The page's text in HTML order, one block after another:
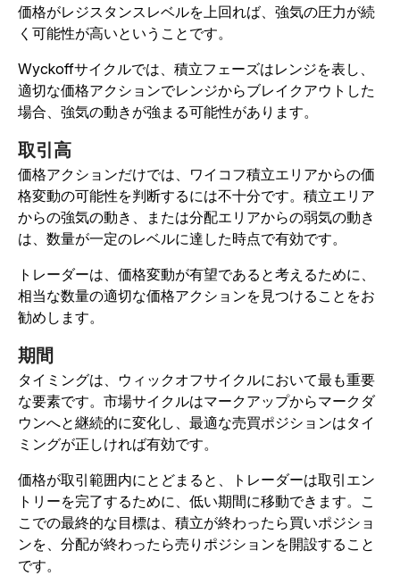
価格がレジスタンスレベルを上回れば、強気の圧力が続
く可能性が高いということです。
Wyckoffサイクルでは、積立フェーズはレンジを表し、
適切な価格アクションでレンジからブレイクアウトした
場合、強気の動きが強まる可能性があります。
取引高
価格アクションだけでは、ワイコフ積立エリアからの価
格変動の可能性を判断するには不十分です。積立エリア
からの強気の動き、または分配エリアからの弱気の動き
は、数量が一定のレベルに達した時点で有効です。
トレーダーは、価格変動が有望であると考えるために、
相当な数量の適切な価格アクションを見つけることをお
勧めします。
期間
タイミングは、ウィックオフサイクルにおいて最も重要
な要素です。市場サイクルはマークアップからマークダ
ウンへと継続的に変化し、最適な売買ポジションはタイ
ミングが正しければ有効です。
価格が取引範囲内にとどまると、トレーダーは取引エン
トリーを完了するために、低い期間に移動できます。こ
こでの最終的な目標は、積立が終わったら買いポジショ
ンを、分配が終わったら売りポジションを開設すること
です。